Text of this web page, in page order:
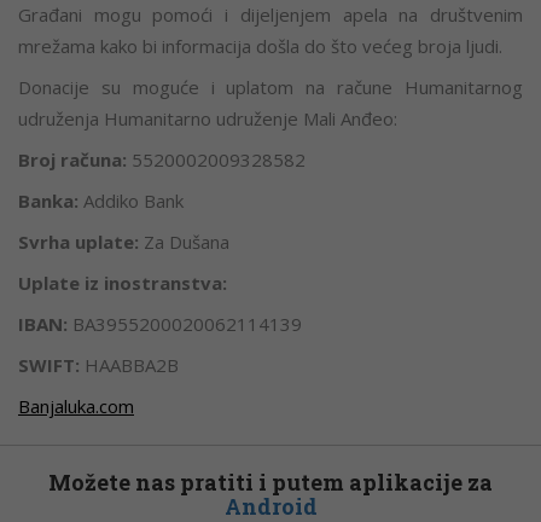
Građani mogu pomoći i dijeljenjem apela na društvenim
mrežama kako bi informacija došla do što većeg broja ljudi.
Donacije su moguće i uplatom na račune Humanitarnog
udruženja Humanitarno udruženje Mali Anđeo:
Broj računa: 5520002009328582
Banka: Addiko Bank
Svrha uplate: Za Dušana
Uplate iz inostranstva:
IBAN: BA3955200020062114139
SWIFT: HAABBA2B
Banjaluka.com
Možete nas pratiti i putem aplikacije za
Android